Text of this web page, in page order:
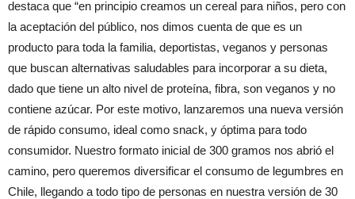
destaca que “en principio creamos un cereal para niños, pero con
la aceptación del público, nos dimos cuenta de que es un
producto para toda la familia, deportistas, veganos y personas
que buscan alternativas saludables para incorporar a su dieta,
dado que tiene un alto nivel de proteína, fibra, son veganos y no
contiene azúcar. Por este motivo, lanzaremos una nueva versión
de rápido consumo, ideal como snack, y óptima para todo
consumidor. Nuestro formato inicial de 300 gramos nos abrió el
camino, pero queremos diversificar el consumo de legumbres en
Chile, llegando a todo tipo de personas en nuestra versión de 30